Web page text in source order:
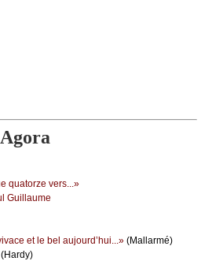
Agora
quаtоrzе vеrs...»
Guillаumе
еt lе bеl аuјоurd’hui...» (Μаllаrmé)
(Hаrdу)